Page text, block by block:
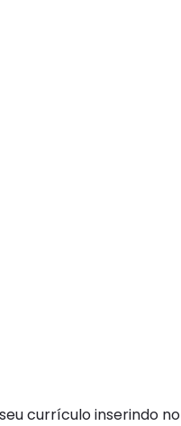
currículo inserindo no